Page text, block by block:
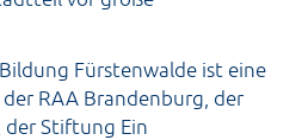
Fürstenwalde ist eine
RAA Brandenburg, der
Stiftung Ein